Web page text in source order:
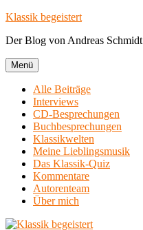
Zum
springen
Klassik begeistert
Der Blog von Andreas Schmidt
Menü
Alle Beiträge
Interviews
CD-Besprechungen
Buchbesprechungen
Klassikwelten
Meine Lieblingsmusik
Das Klassik-Quiz
Kommentare
Autorenteam
Über mich